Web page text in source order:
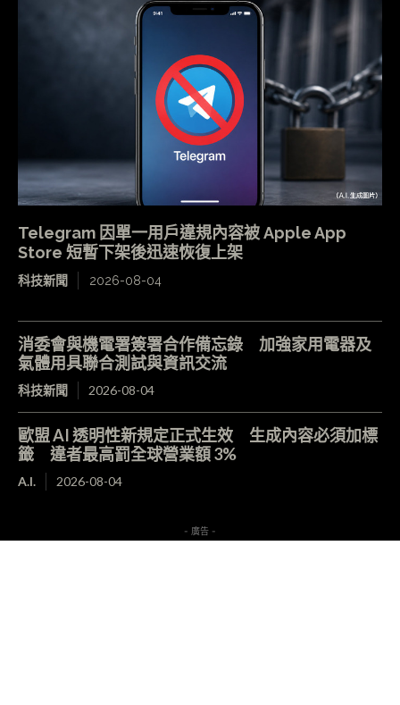
Telegram 因單一用戶違規內容被 Apple App
Store 短暫下架後迅速恢復上架
科技新聞 2026-08-04
消委會與機電署簽署合作備忘錄 加強家用電器及
氣體用具聯合測試與資訊交流
科技新聞 2026-08-04
歐盟 AI 透明性新規定正式生效 生成內容必須加標
籤 違者最高罰全球營業額 3%
A.I. 2026-08-04
- 廣告 -